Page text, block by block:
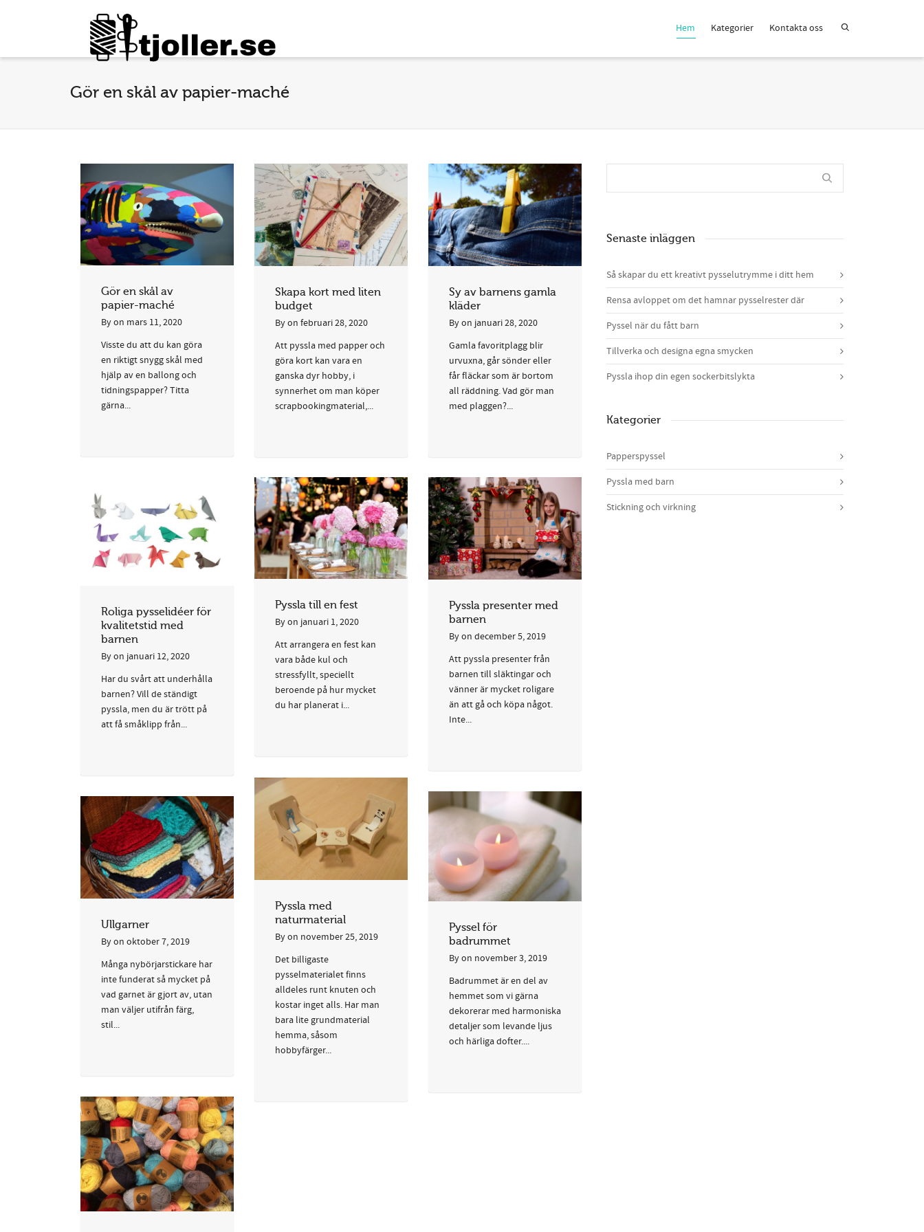
Hem Kategorier Kontakta oss
Gör en skål av papier-maché
Gör en skål av
papier-maché
Byon mars 11, 2020
Visste du att du kan göra
en riktigt snygg skål med
hjälp av en ballong och
tidningspapper? Titta
gärna...
Skapa kort med liten
budget
Byon februari 28, 2020
Att pyssla med papper och
göra kort kan vara en
ganska dyr hobby, i
synnerhet om man köper
scrapbookingmaterial,...
Sy av barnens gamla
kläder
Byon januari 28, 2020
Gamla favoritplagg blir
urvuxna, går sönder eller
får fläckar som är bortom
all räddning. Vad gör man
med plaggen?...
Roliga pysselidéer för
kvalitetstid med
barnen
Byon januari 12, 2020
Har du svårt att underhålla
barnen? Vill de ständigt
pyssla, men du är trött på
att få småklipp från...
Pyssla till en fest
Byon januari 1, 2020
Att arrangera en fest kan
vara både kul och
stressfyllt, speciellt
beroende på hur mycket
du har planerat i...
Pyssla presenter med
barnen
Byon december 5, 2019
Att pyssla presenter från
barnen till släktingar och
vänner är mycket roligare
än att gå och köpa något.
Inte...
Pyssla med
naturmaterial
Byon november 25, 2019
Det billigaste
pysselmaterialet finns
alldeles runt knuten och
kostar inget alls. Har man
bara lite grundmaterial
hemma, såsom
hobbyfärger...
Pyssel för
badrummet
Byon november 3, 2019
Badrummet är en del av
hemmet som vi gärna
dekorerar med harmoniska
detaljer som levande ljus
och härliga dofter....
Ullgarner
Byon oktober 7, 2019
Många nybörjarstickare har
inte funderat så mycket på
vad garnet är gjort av, utan
man väljer utifrån färg,
stil...
Senaste inläggen
Så skapar du ett kreativt pysselutrymme i ditt hem
Rensa avloppet om det hamnar pysselrester där
Pyssel när du fått barn
Tillverka och designa egna smycken
Pyssla ihop din egen sockerbitslykta
Kategorier
Papperspyssel
Pyssla med barn
Stickning och virkning